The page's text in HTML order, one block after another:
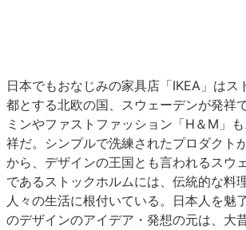
日本でもおなじみの家具店「IKEA」はス
都とする北欧の国、スウェーデンが発祥
ミンやファストファッション「H＆M」
祥だ。シンプルで洗練されたプロダクト
から、デザインの王国とも言われるスウ
であるストックホルムには、伝統的な料
人々の生活に根付いている。日本人を魅
のデザインのアイデア・発想の元は、大